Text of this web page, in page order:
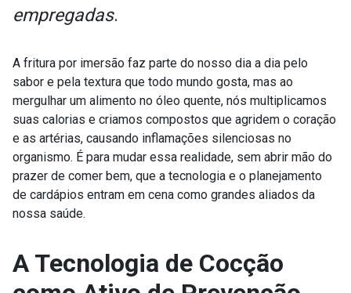
empregadas.
A fritura por imersão faz parte do nosso dia a dia pelo
sabor e pela textura que todo mundo gosta, mas ao
mergulhar um alimento no óleo quente, nós multiplicamos
suas calorias e criamos compostos que agridem o coração
e as artérias, causando inflamações silenciosas no
organismo. É para mudar essa realidade, sem abrir mão do
prazer de comer bem, que a tecnologia e o planejamento
de cardápios entram em cena como grandes aliados da
nossa saúde.
A Tecnologia de Cocção